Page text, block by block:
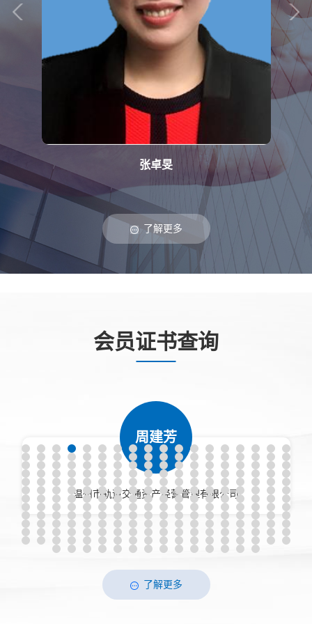
张卓旻
了解更多
会员证书查询
周建芳
温州市轨道交通资产经营管理有限公司
了解更多